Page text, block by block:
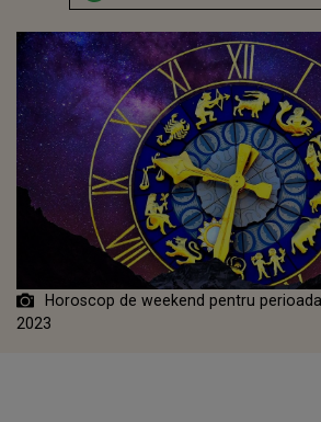
Horoscop de weekend pentru
2023